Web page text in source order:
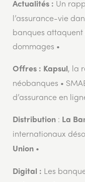
Actualités : Un
l’assurance-vie
banques attaquent
dommages •
Offres : Kapsul, la
néobanques •
d’assurance en
Distribution : La
internationaux
Union •
Digital : Les